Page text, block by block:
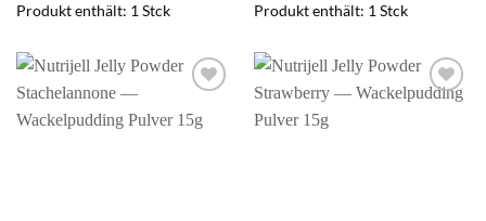
Produkt enthält: 1 Stck Produkt enthält: 1 Stck
Wunschliste